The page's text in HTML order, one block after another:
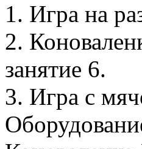
1. Игра на
2.
занятие 6.
3. Игра с